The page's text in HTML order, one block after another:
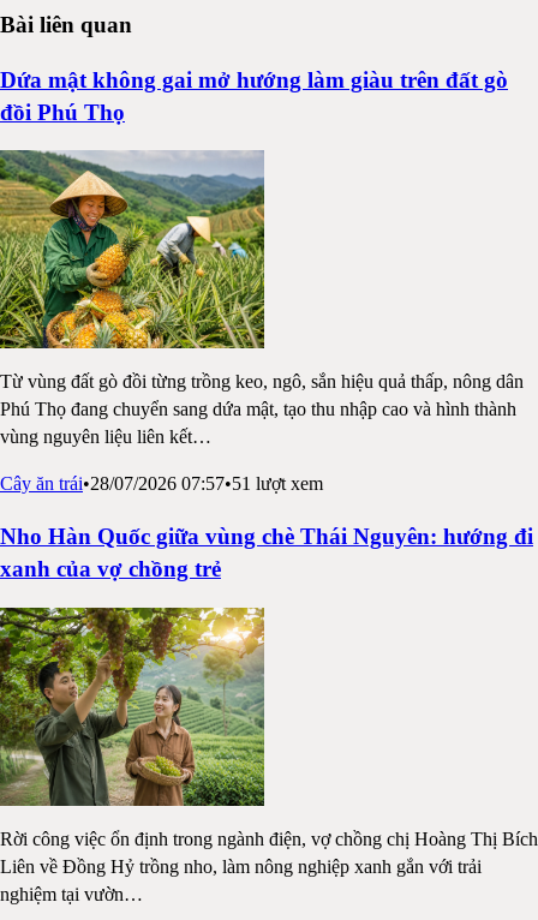
Bài liên quan
Dứa mật không gai mở hướng làm giàu trên đất gò
đồi Phú Thọ
Từ vùng đất gò đồi từng trồng keo, ngô, sắn hiệu quả thấp, nông dân
Phú Thọ đang chuyển sang dứa mật, tạo thu nhập cao và hình thành
vùng nguyên liệu liên kết…
Cây ăn trái•28/07/2026 07:57•51 lượt xem
Nho Hàn Quốc giữa vùng chè Thái Nguyên: hướng đi
xanh của vợ chồng trẻ
Rời công việc ổn định trong ngành điện, vợ chồng chị Hoàng Thị Bích
Liên về Đồng Hỷ trồng nho, làm nông nghiệp xanh gắn với trải
nghiệm tại vườn…